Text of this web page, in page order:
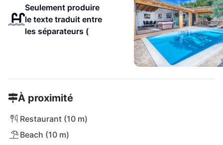
Seulement produire
le texte traduit entre
les séparateurs (
À proximité
Restaurant (10 m)
Beach (10 m)